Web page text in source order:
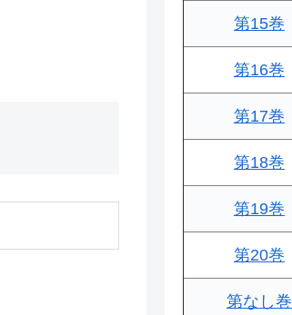
第15巻
第16巻
第17巻
第18巻
第19巻
第20巻
第なし巻